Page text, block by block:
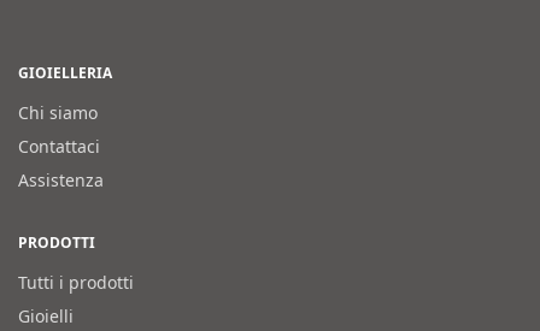
GIOIELLERIA
Chi siamo
Contattaci
Assistenza
PRODOTTI
Tutti i prodotti
Gioielli